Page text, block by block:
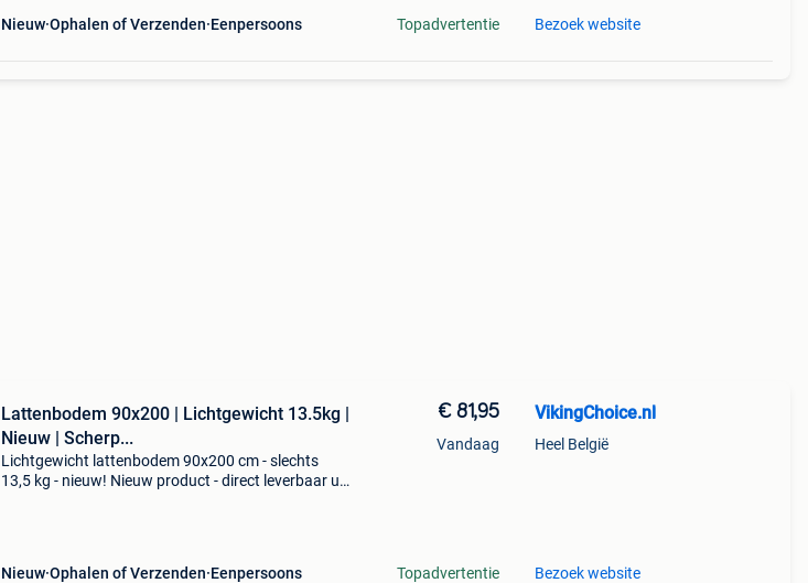
Nieuw Ophalen of Verzenden Eenpersoons Topadvertentie Bezoek website
Lattenbodem 90x200 | Lichtgewicht 13.5kg |
Nieuw | Scherp...
Lichtgewicht lattenbodem 90x200 cm - slechts
13,5 kg - nieuw! Nieuw product - direct leverbaar uit
Nieuw Ophalen of Verzenden Eenpersoons
€ 81,95
Vandaag
Topadvertentie
VikingChoice.nl
Heel België
Bezoek website